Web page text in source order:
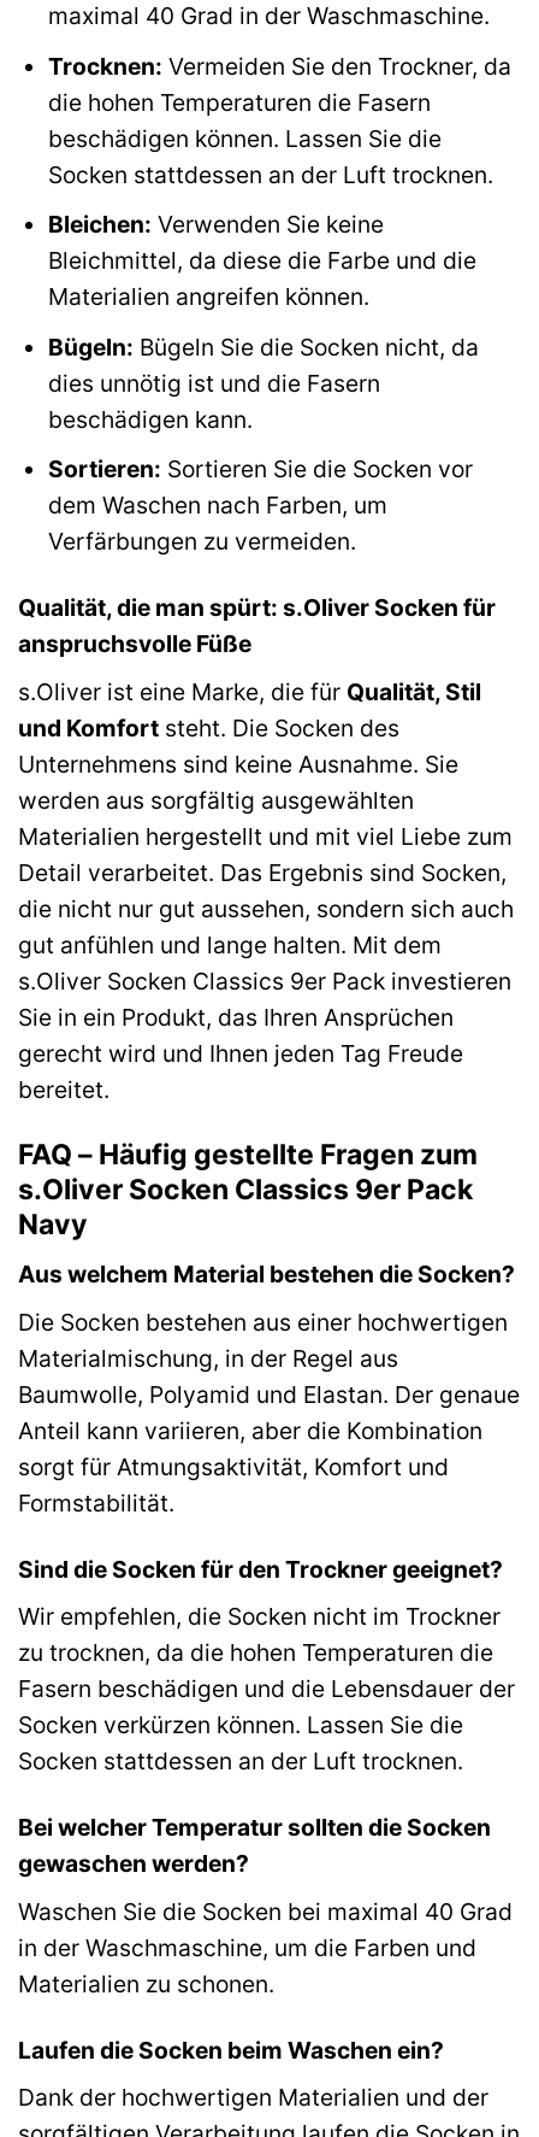
maximal 40 Grad in der Waschmaschine.
Trocknen: Vermeiden Sie den Trockner, da
die hohen Temperaturen die Fasern
beschädigen können. Lassen Sie die
Socken stattdessen an der Luft trocknen.
Bleichen: Verwenden Sie keine
Bleichmittel, da diese die Farbe und die
Materialien angreifen können.
Bügeln: Bügeln Sie die Socken nicht, da
dies unnötig ist und die Fasern
beschädigen kann.
Sortieren: Sortieren Sie die Socken vor
dem Waschen nach Farben, um
Verfärbungen zu vermeiden.
Qualität, die man spürt: s.Oliver Socken für
anspruchsvolle Füße
s.Oliver ist eine Marke, die für Qualität, Stil
und Komfort steht. Die Socken des
Unternehmens sind keine Ausnahme. Sie
werden aus sorgfältig ausgewählten
Materialien hergestellt und mit viel Liebe zum
Detail verarbeitet. Das Ergebnis sind Socken,
die nicht nur gut aussehen, sondern sich auch
gut anfühlen und lange halten. Mit dem
s.Oliver Socken Classics 9er Pack investieren
Sie in ein Produkt, das Ihren Ansprüchen
gerecht wird und Ihnen jeden Tag Freude
bereitet.
FAQ – Häufig gestellte Fragen zum
s.Oliver Socken Classics 9er Pack
Navy
Aus welchem Material bestehen die Socken?
Die Socken bestehen aus einer hochwertigen
Materialmischung, in der Regel aus
Baumwolle, Polyamid und Elastan. Der genaue
Anteil kann variieren, aber die Kombination
sorgt für Atmungsaktivität, Komfort und
Formstabilität.
Sind die Socken für den Trockner geeignet?
Wir empfehlen, die Socken nicht im Trockner
zu trocknen, da die hohen Temperaturen die
Fasern beschädigen und die Lebensdauer der
Socken verkürzen können. Lassen Sie die
Socken stattdessen an der Luft trocknen.
Bei welcher Temperatur sollten die Socken
gewaschen werden?
Waschen Sie die Socken bei maximal 40 Grad
in der Waschmaschine, um die Farben und
Materialien zu schonen.
Laufen die Socken beim Waschen ein?
Dank der hochwertigen Materialien und der